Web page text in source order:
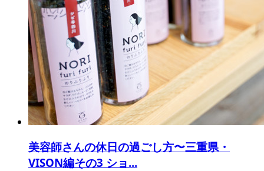
美容師さんの休日の過ごし方〜三重県・
VISON編その3 ショ...